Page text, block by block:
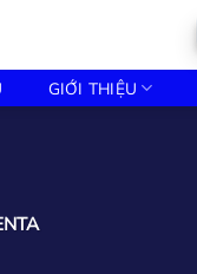
GIỚI THIỆU